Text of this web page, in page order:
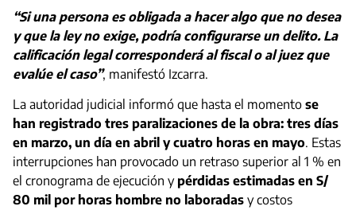
“Si una persona es obligada a hacer algo que no desea
y que la ley no exige, podría configurarse un delito. La
calificación legal corresponderá al fiscal o al juez que
evalúe el caso”, manifestó Izcarra.
La autoridad judicial informó que hasta el momento se
han registrado tres paralizaciones de la obra: tres días
en marzo, un día en abril y cuatro horas en mayo. Estas
interrupciones han provocado un retraso superior al 1 % en
el cronograma de ejecución y pérdidas estimadas en S/
80 mil por horas hombre no laboradas y costos